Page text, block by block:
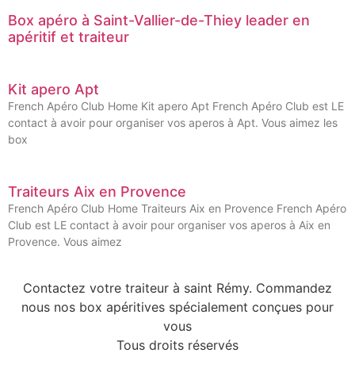
Box apéro à Saint-Vallier-de-Thiey leader en
apéritif et traiteur
Kit apero Apt
French Apéro Club Home Kit apero Apt French Apéro Club est LE
contact à avoir pour organiser vos aperos à Apt. Vous aimez les
box
Traiteurs Aix en Provence
French Apéro Club Home Traiteurs Aix en Provence French Apéro
Club est LE contact à avoir pour organiser vos aperos à Aix en
Provence. Vous aimez
Contactez votre traiteur à saint Rémy. Commandez
nous nos box apéritives spécialement conçues pour
vous
Tous droits réservés